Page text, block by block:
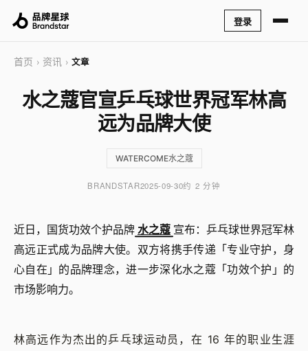
登录
首页 › 资讯 › 文章
水之蔻官宣乒乓球世界冠军林高
远为品牌大使
WATERCOME水之蔻
BRANDSTAR2025-09-30约 2 分钟
近日，国货功效个护品牌 水之蔻 宣布：乒乓球世界冠军林
高远正式成为品牌大使。双方将携手传递「专业守护，身
心自在」的品牌理念，进一步深化水之蔻「功效个护」的
市场影响力。
林高远作为杰出的乒乓球运动员，在 16 年的职业生涯